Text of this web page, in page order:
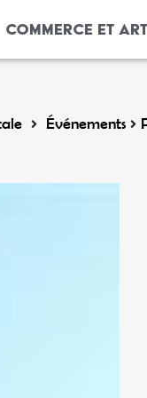
COMMERCE ET
Événements